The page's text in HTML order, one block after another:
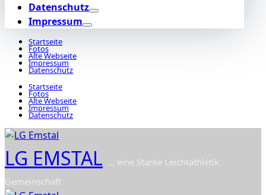
Datenschutz
Impressum
Startseite
Fotos
Alte Webseite
Impressum
Datenschutz
Startseite
Fotos
Alte Webseite
Impressum
Datenschutz
LG EMSTAL ... eine Starke Leichtathletik
Gemeinschaft